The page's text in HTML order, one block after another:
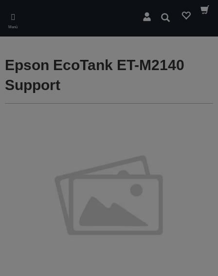
main
content
Menü
Suchen
Epson EcoTank ET-M2140
Support